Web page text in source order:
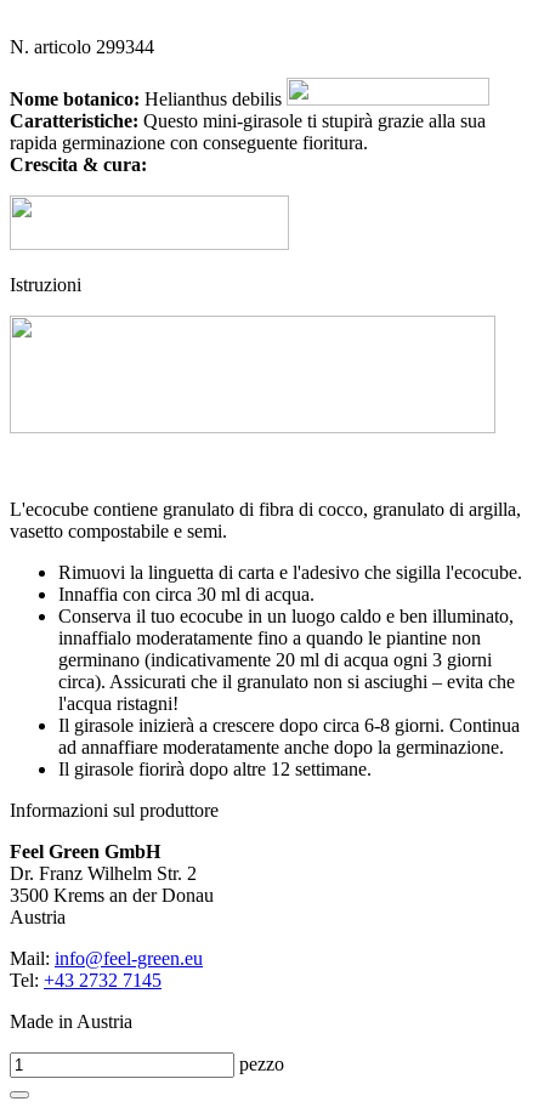
N. articolo 299344
Nome botanico: Helianthus debilis
Caratteristiche: Questo mini-girasole ti stupirà grazie alla sua
rapida germinazione con conseguente fioritura.
Crescita & cura:
Istruzioni
L'ecocube contiene granulato di fibra di cocco, granulato di argilla,
vasetto compostabile e semi.
Rimuovi la linguetta di carta e l'adesivo che sigilla l'ecocube.
Innaffia con circa 30 ml di acqua.
Conserva il tuo ecocube in un luogo caldo e ben illuminato,
innaffialo moderatamente fino a quando le piantine non
germinano (indicativamente 20 ml di acqua ogni 3 giorni
circa). Assicurati che il granulato non si asciughi – evita che
l'acqua ristagni!
Il girasole inizierà a crescere dopo circa 6-8 giorni. Continua
ad annaffiare moderatamente anche dopo la germinazione.
Il girasole fiorirà dopo altre 12 settimane.
Informazioni sul produttore
Feel Green GmbH
Dr. Franz Wilhelm Str. 2
3500 Krems an der Donau
Austria
Mail: info@feel-green.eu
Tel: +43 2732 7145
Made in Austria
pezzo